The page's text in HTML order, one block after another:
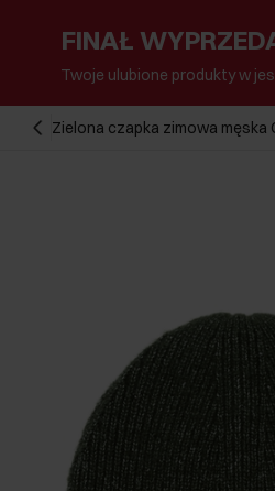
FINAŁ
Twoje ulubione produkty w
Zielona czapka zimowa męska